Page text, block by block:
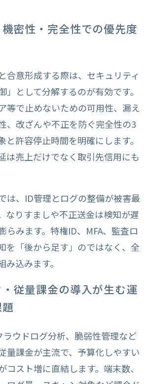
密性・完全性での優先度
合意形成する際は、セキュリティ
」として分解するのが有効です。
等で止めないための可用性、漏え
、改ざんや不正を防ぐ完全性の3
と許容停止時間を明確にします。
は売上だけでなく取引先信用にも
は、ID管理とログの整備が被害最
なりすましや不正送金は検知が遅
らみます。特権ID、MFA、監査ロ
を「後から足す」のではなく、全
込みます。
従量課金の導入が生む運
ラウドログ分析、脆弱性管理など
量課金が主流で、予算化しやすい
コスト増に直結します。端末数、